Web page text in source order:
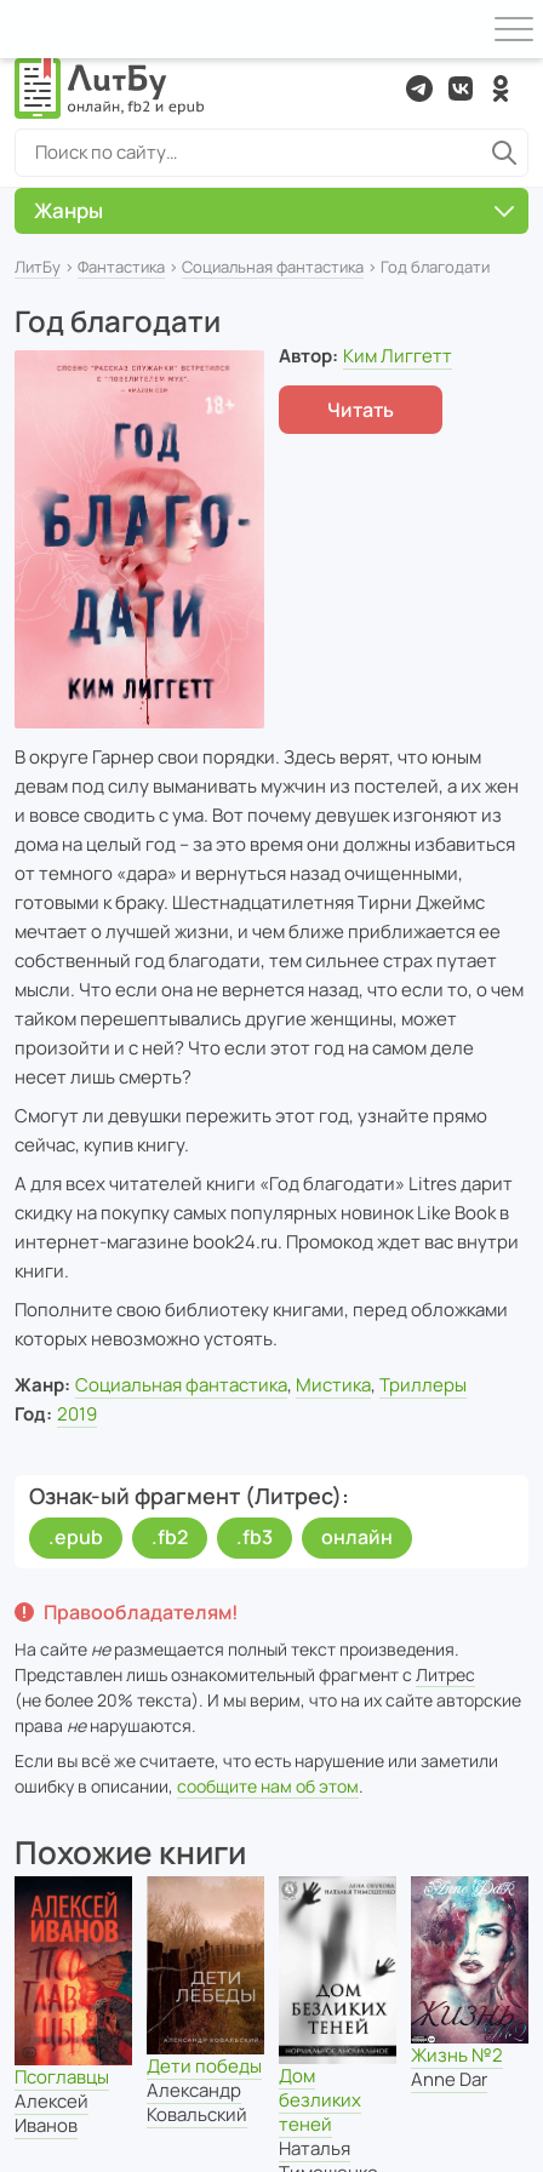
ЛитБу › Фантастика › Социальная фантастика › Год благодати
Год благодати
Автор: Ким Лиггетт
Читать
В округе Гарнер свои порядки. Здесь верят, что юным
девам под силу выманивать мужчин из постелей, а их жен
и вовсе сводить с ума. Вот почему девушек изгоняют из
дома на целый год – за это время они должны избавиться
от темного «дара» и вернуться назад очищенными,
готовыми к браку. Шестнадцатилетняя Тирни Джеймс
мечтает о лучшей жизни, и чем ближе приближается ее
собственный год благодати, тем сильнее страх путает
мысли. Что если она не вернется назад, что если то, о чем
тайком перешептывались другие женщины, может
произойти и с ней? Что если этот год на самом деле
несет лишь смерть?
Смогут ли девушки пережить этот год, узнайте прямо
сейчас, купив книгу.
А для всех читателей книги «Год благодати» Litres дарит
скидку на покупку самых популярных новинок Like Book в
интернет-магазине book24.ru. Промокод ждет вас внутри
книги.
Пополните свою библиотеку книгами, перед обложками
которых невозможно устоять.
Жанр: Социальная фантастика, Мистика,Триллеры
Год: 2019
Ознак-ый фрагмент (Литрес)
.epub .fb2 .fb3 онлайн
Правообладателям!
На сайте неразмещается полный текст произведения.
Представлен лишь ознакомительный фрагмент с Литрес
(не более 20% текста). И мы верим, что на их сайте авторские
права ненарушаются.
Если вы всё же считаете, что есть нарушение или заметили
ошибку в описании, сообщите нам об этом.
Похожие книги
Псоглавцы
Алексей
Иванов
Дети победы
Александр
Ковальский
Дом
безликих
теней
Наталья
Жизнь №2
Anne Dar
Жанры